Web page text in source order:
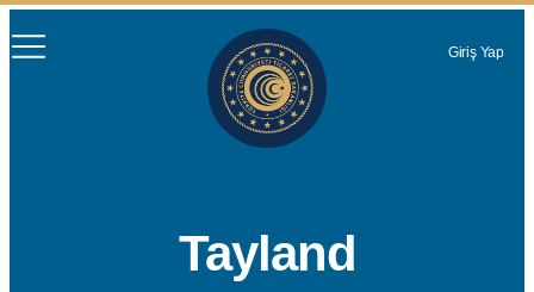
Giriş Yap
Tayland